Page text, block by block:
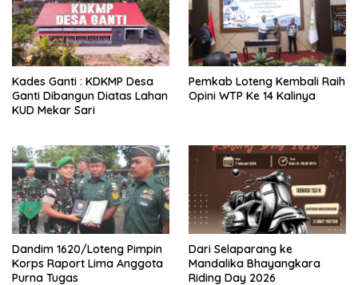
Kades Ganti : KDKMP Desa
Ganti Dibangun Diatas Lahan
KUD Mekar Sari
Pemkab Loteng Kembali Raih
Opini WTP Ke 14 Kalinya
Dandim 1620/Loteng Pimpin
Korps Raport Lima Anggota
Purna Tugas
‎Dari Selaparang ke
Mandalika Bhayangkara
Riding Day 2026